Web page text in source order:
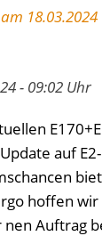
- 09:02 Uhr
auf
hoffen wir
nen Auftrag